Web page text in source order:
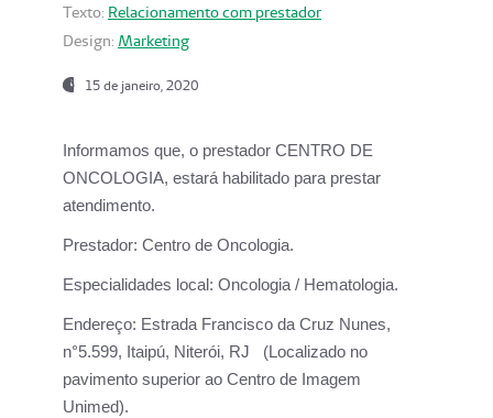
Texto: Relacionamento com prestador
Design: Marketing
15 de janeiro, 2020
Informamos que, o prestador CENTRO DE
ONCOLOGIA, estará habilitado para prestar
atendimento.
Prestador: Centro de Oncologia.
Especialidades local: Oncologia / Hematologia.
Endereço: Estrada Francisco da Cruz Nunes,
n°5.599, Itaipú, Niterói, RJ (Localizado no
pavimento superior ao Centro de Imagem
Unimed).